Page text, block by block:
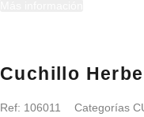
Cuchillo
Ref: 106011 Categorías